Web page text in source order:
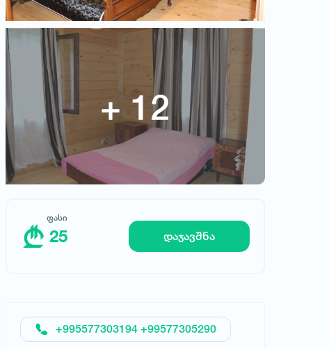
ფასი
25 დაჯავშნა
+995577303194 +99577305290